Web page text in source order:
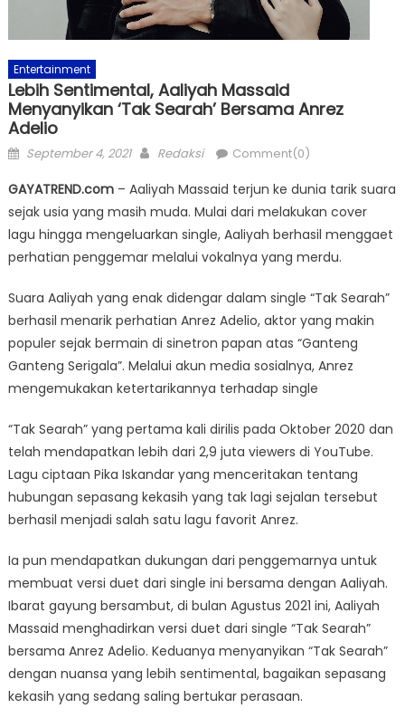
Entertainment
Lebih Sentimental, Aaliyah Massaid
Menyanyikan ‘Tak Searah’ Bersama Anrez
Adelio
Posted
September 4, 2021 Author
Redaksi Comment(0)
GAYATREND.com– Aaliyah Massaid terjun ke dunia tarik suara
sejak usia yang masih muda. Mulai dari melakukan cover
lagu hingga mengeluarkan single, Aaliyah berhasil menggaet
perhatian penggemar melalui vokalnya yang merdu.
Suara Aaliyah yang enak didengar dalam single “Tak Searah”
berhasil menarik perhatian Anrez Adelio, aktor yang makin
populer sejak bermain di sinetron papan atas “Ganteng
Ganteng Serigala”. Melalui akun media sosialnya, Anrez
mengemukakan ketertarikannya terhadap single
“Tak Searah” yang pertama kali dirilis pada Oktober 2020 dan
telah mendapatkan lebih dari 2,9 juta viewers di YouTube.
Lagu ciptaan Pika Iskandar yang menceritakan tentang
hubungan sepasang kekasih yang tak lagi sejalan tersebut
berhasil menjadi salah satu lagu favorit Anrez.
Ia pun mendapatkan dukungan dari penggemarnya untuk
membuat versi duet dari single ini bersama dengan Aaliyah.
Ibarat gayung bersambut, di bulan Agustus 2021 ini, Aaliyah
Massaid menghadirkan versi duet dari single “Tak Searah”
bersama Anrez Adelio. Keduanya menyanyikan “Tak Searah”
dengan nuansa yang lebih sentimental, bagaikan sepasang
kekasih yang sedang saling bertukar perasaan.